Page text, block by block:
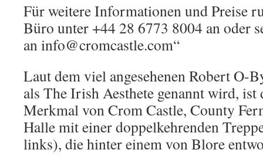
Für weitere Informationen und Preise
Büro unter +44 28 6773 8004 an oder
an info@cromcastle.com“
Laut dem viel angesehenen Robert O-
als The Irish Aesthete genannt wird, ist
Merkmal von Crom Castle, County
Halle mit einer doppelkehrenden
links), die hinter einem von Blore